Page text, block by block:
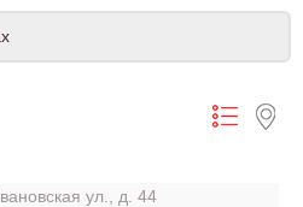
ул., д. 44